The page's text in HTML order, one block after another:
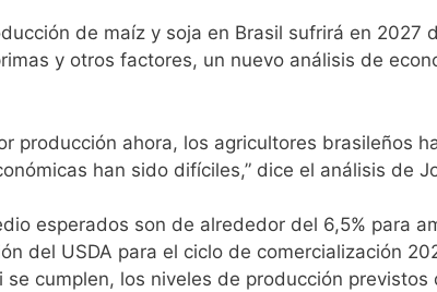
de maíz y soja en Brasil sufrirá en 2027
y otros factores, un nuevo análisis de
producción ahora, los agricultores brasileños
han sido difíciles,” dice el análisis de
esperados son de alrededor del 6,5% para
del USDA para el ciclo de comercialización
cumplen, los niveles de producción